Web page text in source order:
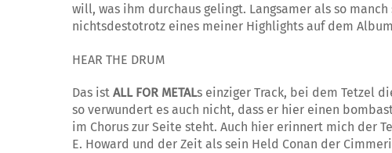
will, was ihm durchaus gelingt. Langsamer als so
nichtsdestotrotz eines meiner Highlights auf dem
HEAR THE DRUM
Das ist ALL FOR METALs einziger Track, bei dem Tetzel
so verwundert es auch nicht, dass er hier einen
im Chorus zur Seite steht. Auch hier erinnert mich der
E. Howard und der Zeit als sein Held Conan der